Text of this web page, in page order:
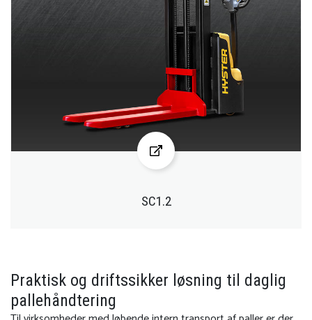
SC1.2
Praktisk og driftssikker løsning til daglig
pallehåndtering